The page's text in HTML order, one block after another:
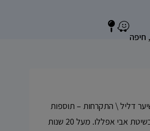
דליל \ התקרחות – תוספות
שיער טבעי בשיטת אבי אפללו. מעל 20 שנות